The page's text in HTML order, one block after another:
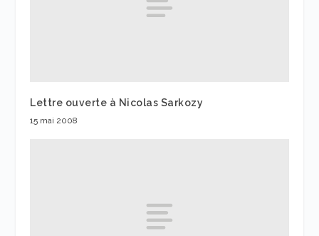
Lettre ouverte à Nicolas Sarkozy
15 mai 2008